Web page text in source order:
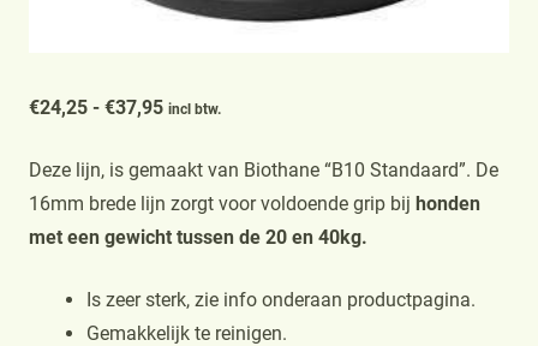
€24,25 - €37,95Prijsklasse:
tot
€37,95
incl btw.
Deze lijn, is gemaakt van Biothane “B10 Standaard”. De
16mm brede lijn zorgt voor voldoende grip bij honden
met een gewicht tussen de 20 en 40kg.
Is zeer sterk, zie info onderaan productpagina.
Gemakkelijk te reinigen.